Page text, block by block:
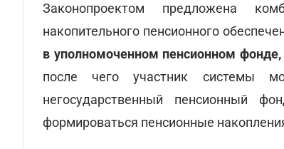
Законопроектом предложена
накопительного пенсионного
в уполномоченном пенсионном
после чего участник системы
негосударственный пенсионный
формироваться пенсионные